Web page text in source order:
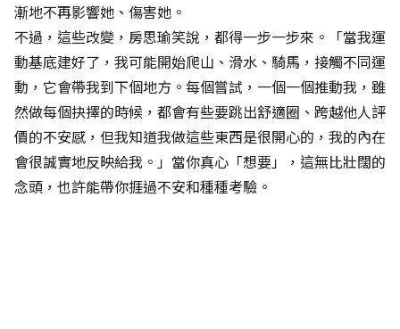
漸地不再影響她、傷害她。
不過，這些改變，房思瑜笑說，都得一步一步來。「當我運
動基底建好了，我可能開始爬山、滑水、騎馬，接觸不同運
動，它會帶我到下個地方。每個嘗試，一個一個推動我，雖
然做每個抉擇的時候，都會有些要跳出舒適圈、跨越他人評
價的不安感，但我知道我做這些東西是很開心的，我的內在
會很誠實地反映給我。」當你真心「想要」，這無比壯闊的
念頭，也許能帶你捱過不安和種種考驗。